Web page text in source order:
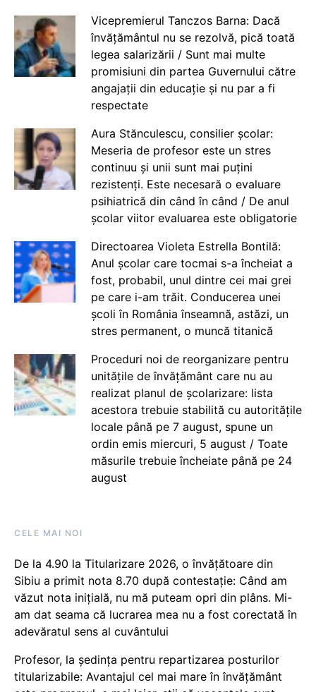
Vicepremierul Tanczos Barna: Dacă
învățământul nu se rezolvă, pică toată
legea salarizării / Sunt mai multe
promisiuni din partea Guvernului către
angajații din educație și nu par a fi
respectate
Aura Stănculescu, consilier școlar:
Meseria de profesor este un stres
continuu și unii sunt mai puțini
rezistenți. Este necesară o evaluare
psihiatrică din când în când / De anul
școlar viitor evaluarea este obligatorie
Directoarea Violeta Estrella Bontilă:
Anul școlar care tocmai s-a încheiat a
fost, probabil, unul dintre cei mai grei
pe care i-am trăit. Conducerea unei
școli în România înseamnă, astăzi, un
stres permanent, o muncă titanică
Proceduri noi de reorganizare pentru
unitățile de învățământ care nu au
realizat planul de școlarizare: lista
acestora trebuie stabilită cu autoritățile
locale până pe 7 august, spune un
ordin emis miercuri, 5 august / Toate
măsurile trebuie încheiate până pe 24
august
CELE MAI NOI
De la 4.90 la Titularizare 2026, o învățătoare din
Sibiu a primit nota 8.70 după contestație: Când am
văzut nota inițială, nu mă puteam opri din plâns. Mi-
am dat seama că lucrarea mea nu a fost corectată în
adevăratul sens al cuvântului
Profesor, la ședința pentru repartizarea posturilor
titularizabile: Avantajul cel mai mare în învățământ